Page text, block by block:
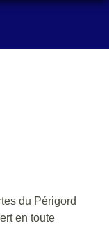
du Périgord
en toute